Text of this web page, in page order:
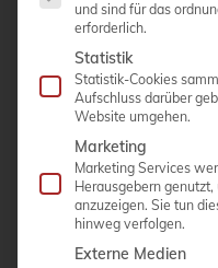
und sind für das
erforderlich.
Statistik
Statistik-Cookies
Aufschluss darüber
Website umgehen.
Marketing
Marketing Services
Herausgebern
anzuzeigen. Sie tun
hinweg verfolgen.
Externe Medien